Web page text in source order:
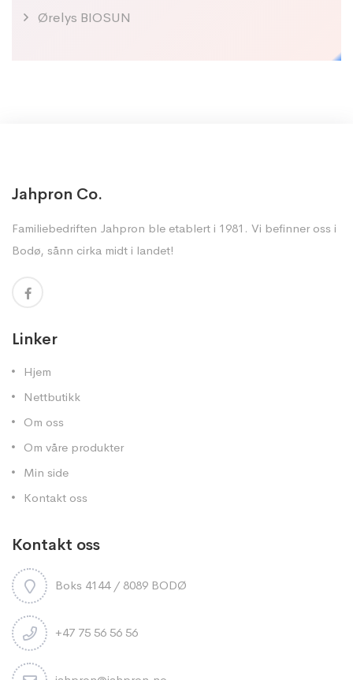
Ørelys BIOSUN
Jahpron Co.
Familiebedriften Jahpron ble etablert i 1981. Vi befinner oss i
Bodø, sånn cirka midt i landet!
Linker
Hjem
Nettbutikk
Om oss
Om våre produkter
Min side
Kontakt oss
Kontakt oss
Boks 4144 / 8089 BODØ
+47 75 56 56 56